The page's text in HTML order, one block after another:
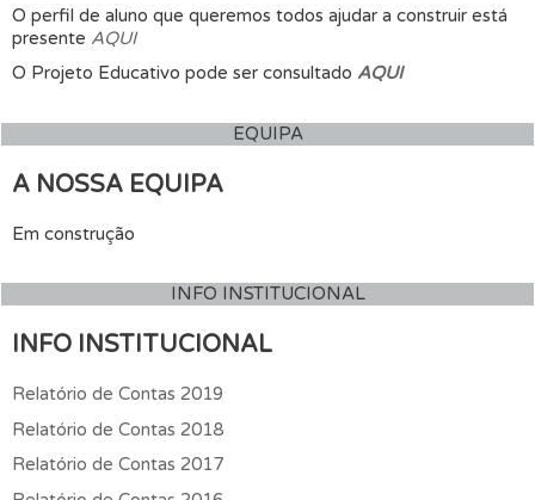
O perfil de aluno que queremos todos ajudar a construir está
presente AQUI
O Projeto Educativo pode ser consultado AQUI
EQUIPA
A NOSSA EQUIPA
Em construção
INFO INSTITUCIONAL
INFO INSTITUCIONAL
Relatório de Contas 2019
Relatório de Contas 2018
Relatório de Contas 2017